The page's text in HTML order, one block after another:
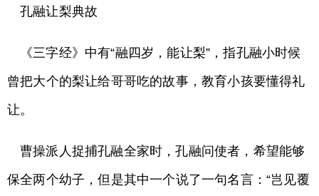
孔融让梨典故
《三字经》中有“融四岁，能让梨”，指孔融小时候
曾把大个的梨让给哥哥吃的故事，教育小孩要懂得礼
让。
曹操派人捉捕孔融全家时，孔融问使者，希望能够
保全两个幼子，但是其中一个说了一句名言：“岂见覆